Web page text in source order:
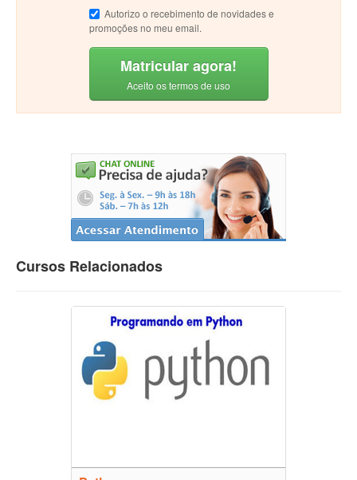
Autorizo o recebimento de novidades e
promoções no meu email.
Matricular agora!
Aceito os termos de uso
Cursos Relacionados